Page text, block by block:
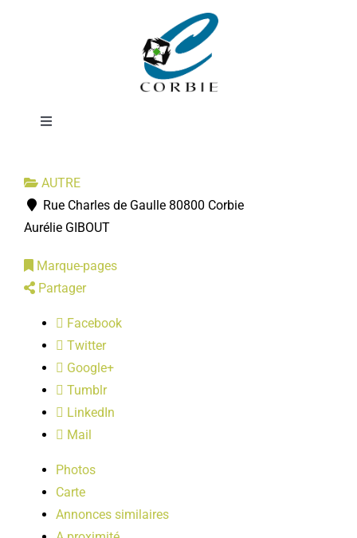
Toggle
DÉMARCHES ADMINISTRATIVES
SERVICES MUNICIPAUX
PRATIQUE
LOISIRS
PUBLICATIONS
Commerce
Ephémère
AUTRE
Rue Charles de Gaulle 80800 Corbie
Aurélie GIBOUT
Marque-pages
Partager
Facebook
Twitter
Google+
Tumblr
LinkedIn
Mail
Photos
Carte
Annonces similaires